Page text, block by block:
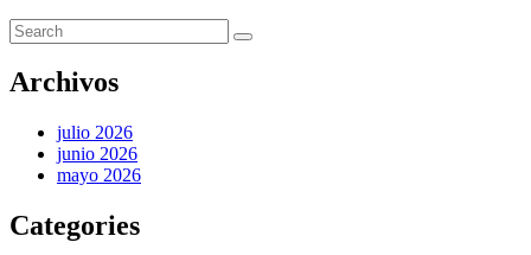
Archivos
julio 2026
junio 2026
mayo 2026
Categories